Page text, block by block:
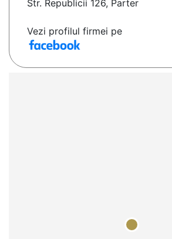
Str. Republicii 126, Parter
Vezi profilul firmei pe